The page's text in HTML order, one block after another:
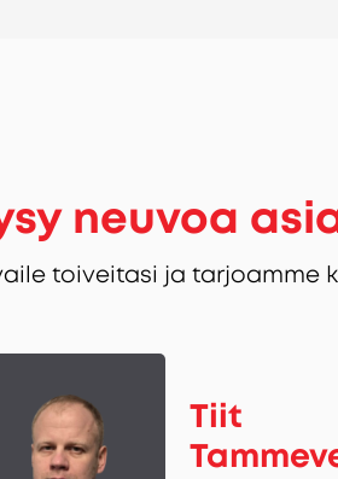
neuvoa
toiveitasi ja tarjoamme
Tiit